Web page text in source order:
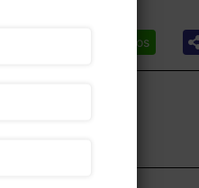
Lista de desejos